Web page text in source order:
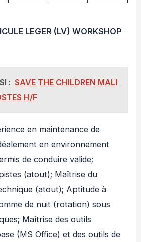
LEGER (LV) WORKSHOP
: SAVE THE CHILDREN MALI
H/F
en maintenance de
en environnement
de conduire valide;
(atout); Maîtrise du
(atout); Aptitude à
de nuit (rotation) sous
Maîtrise des outils
(MS Office) et des outils de